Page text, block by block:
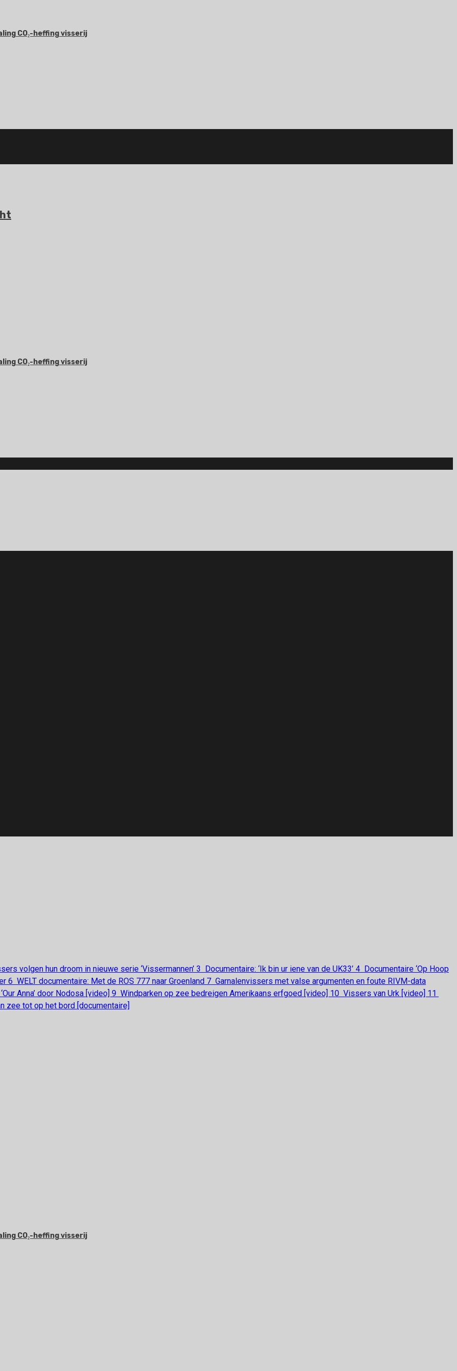
CO₂-heffing visserij
CO₂-heffing visserij
volgen hun droom in nieuwe serie ‘Vissermannen’ 3 Documentaire: ‘Ik bin ur iene van de UK33’ 4 Documentaire ‘Op Hoop
6 WELT documentaire: Met de ROS 777 naar Groenland 7 Garnalenvissers met valse argumenten en foute RIVM-data
Anna’ door Nodosa [video] 9 Windparken op zee bedreigen Amerikaans erfgoed [video] 10 Vissers van Urk [video] 11
zee tot op het bord [documentaire]
CO₂-heffing visserij